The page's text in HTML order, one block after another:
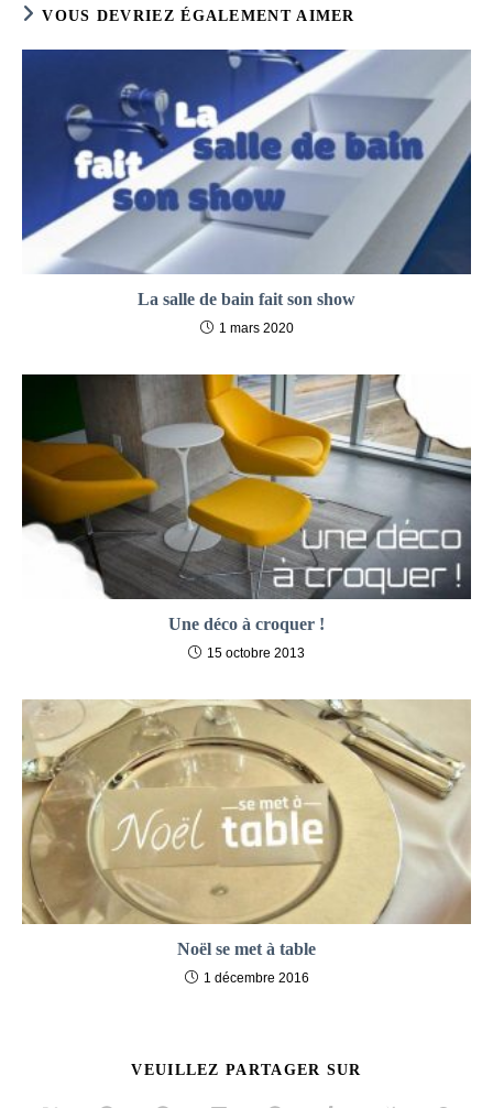
VOUS DEVRIEZ ÉGALEMENT AIMER
La salle de bain fait son show
1 mars 2020
Une déco à croquer !
15 octobre 2013
Noël se met à table
1 décembre 2016
VEUILLEZ PARTAGER SUR